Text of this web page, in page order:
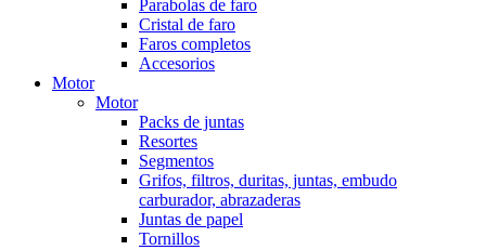
Parabolas de faro
Cristal de faro
Faros completos
Accesorios
Motor
Motor
Packs de juntas
Resortes
Segmentos
Grifos, filtros, duritas, juntas, embudo
carburador, abrazaderas
Juntas de papel
Tornillos